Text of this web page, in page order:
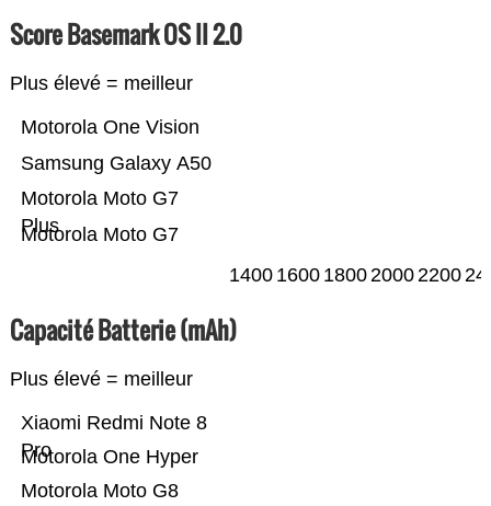
Score Basemark OS II 2.0
Plus élevé = meilleur
Motorola Moto G7
Motorola Moto G7
Plus
Samsung Galaxy A50
Motorola One Vision
1400 1600 180020002200
Capacité Batterie (mAh)
Plus élevé = meilleur
Motorola Moto G8
Motorola One Hyper
Xiaomi Redmi Note 8
Pro